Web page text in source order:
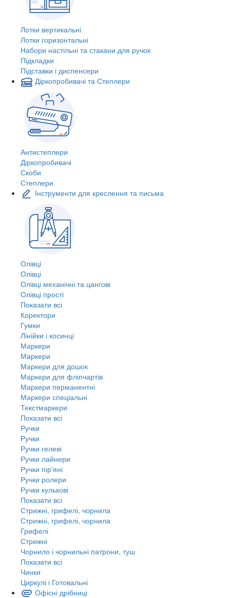
Лотки вертикальні
Лотки горизонтальні
Набори настільні та стакани для ручок
Підкладки
Підставки і диспенсери
Діркопробивачі та Степлери
Антистеплери
Діркопробивачі
Скоби
Степлери
Інструменти для креслення та письма
Олівці
Олівці
Олівці механічні та цангові
Олівці прості
Показати всі
Коректори
Гумки
Лінійки і косинці
Маркери
Маркери
Маркери для дошок
Маркери для фліпчартів
Маркери перманентні
Маркери спеціальні
Текстмаркери
Показати всі
Ручки
Ручки
Ручки гелеві
Ручки лайнери
Ручки пір'яні
Ручки ролери
Ручки кулькові
Показати всі
Стрижні, грифелі, чорнила
Стрижні, грифелі, чорнила
Грифелі
Стрижні
Чорнило і чорнильні патрони, туш
Показати всі
Чинки
Циркулі і Готовальні
Офісні дрібниці